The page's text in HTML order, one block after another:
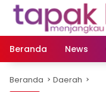
Langsung
Beranda
News
Beranda Daerah